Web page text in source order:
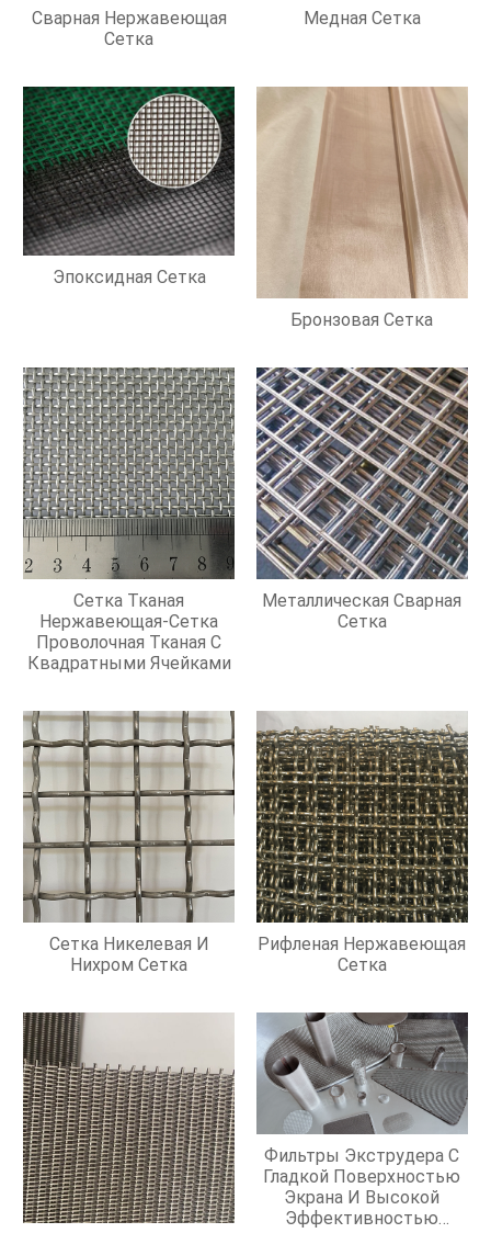
Сварная Нержавеющая
Сетка
Медная Сетка
Эпоксидная Сетка
Бронзовая Сетка
Сетка Тканая
Нержавеющая-Сетка
Проволочная Тканая С
Квадратными Ячейками
Металлическая Сварная
Сетка
Сетка Никелевая И
Нихром Сетка
Рифленая Нержавеющая
Сетка
Фильтры Экструдера С
Гладкой Поверхностью
Экрана И Высокой
Эффективностью